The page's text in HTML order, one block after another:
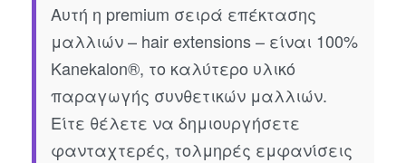
Αυτή η premium σειρά επέκτασης
μαλλιών – hair extensions – είναι 100%
Kanekalon®, το καλύτερο υλικό
παραγωγής συνθετικών μαλλιών.
Είτε θέλετε να δημιουργήσετε
φανταχτερές, τολμηρές εμφανίσεις